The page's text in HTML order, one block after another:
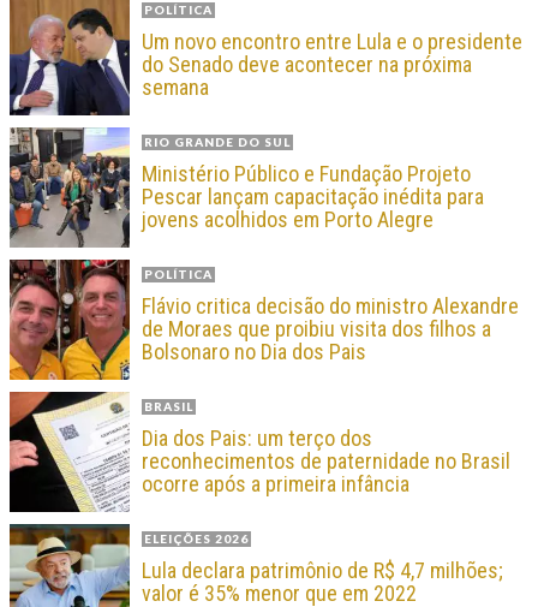
POLÍTICA
Um novo encontro entre Lula e o presidente
do Senado deve acontecer na próxima
semana
RIO GRANDE DO SUL
Ministério Público e Fundação Projeto
Pescar lançam capacitação inédita para
jovens acolhidos em Porto Alegre
POLÍTICA
Flávio critica decisão do ministro Alexandre
de Moraes que proibiu visita dos filhos a
Bolsonaro no Dia dos Pais
BRASIL
Dia dos Pais: um terço dos
reconhecimentos de paternidade no Brasil
ocorre após a primeira infância
ELEIÇÕES 2026
Lula declara patrimônio de R$ 4,7 milhões;
valor é 35% menor que em 2022